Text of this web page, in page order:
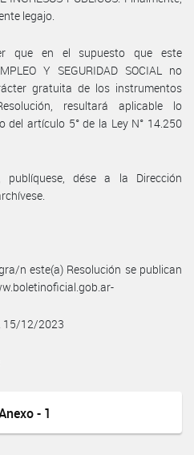
legajo.
que en el supuesto que este
Y SEGURIDAD SOCIAL no
gratuita de los instrumentos
resultará aplicable lo
del artículo 5° de la Ley N° 14.250
publíquese, dése a la Dirección
n este(a) Resolución se publican
15/12/2023
- 1